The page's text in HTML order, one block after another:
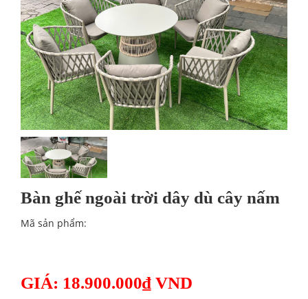
Bàn ghế ngoài trời dây dù cây nấm
Mã sản phẩm:
GIÁ: 18.900.000₫ VND